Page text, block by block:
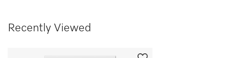
Recently Viewed